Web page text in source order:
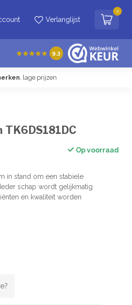
Verlanglijst
0
9.3
, lage prijzen
TK6DS181DC
Op voorraad
in stand om een stabiele
schap wordt gelijkmatig
en kwaliteit worden